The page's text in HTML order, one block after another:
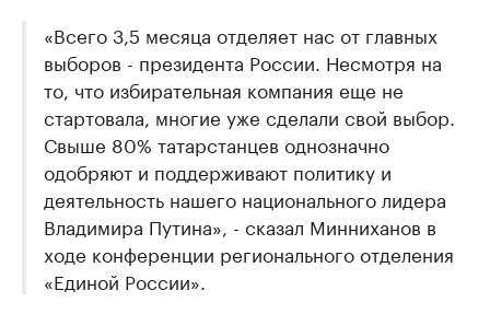
«Всего 3,5 месяца отделяет нас от главных
выборов - президента России. Несмотря на
то, что избирательная компания еще не
стартовала, многие уже сделали свой выбор.
Свыше 80% татарстанцев однозначно
одобряют и поддерживают политику и
деятельность нашего национального лидера
Владимира Путина», - сказал Минниханов в
ходе конференции регионального отделения
«Единой России».